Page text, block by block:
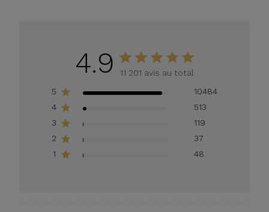
4.9
11 201 avis au total
5
10484
4
513
3
119
2
37
1
48